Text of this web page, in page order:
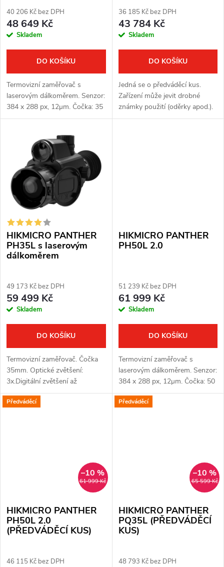
d
u
t
ů
o
d
u
k
t
ů
40 206 Kč bez DPH
48 649 Kč
Skladem
DO KOŠÍKU
Termovizní zaměřovač s
laserovým dálkoměrem. Senzor:
384 x 288 px, 12μm. Čočka: 35
mm. Citlivost termovizního
vzdálenost: 1800 m. Optické
zvětšení: 3x....
36 185 Kč bez DPH
43 784 Kč
Skladem
DO KOŠÍKU
Jedná se o předváděcí kus.
Zařízení může jevit drobné
známky použití (oděrky apod.).
Zařízení je plně funkční.
HIKMICRO PANTHER
PH35L s laserovým
dálkoměrem
49 173 Kč bez DPH
59 499 Kč
Skladem
DO KOŠÍKU
Termovizní zaměřovač. Čočka
35mm. Optické zvětšení:
3x.Digitální zvětšení až
8x.Celkové zvětšení: 24x.
Detekce až 1800 m. Displej
HIKMICRO PANTHER
PH50L 2.0
51 239 Kč bez DPH
61 999 Kč
Skladem
DO KOŠÍKU
Termovizní zaměřovač s
laserovým dálkoměrem. Senzor:
384 x 288 px, 12μm. Čočka: 50
mm. Citlivost termovizního
senzoru ≤ 20 mK. Detekční
Předváděcí
61 999 Kč
–10 %
HIKMICRO PANTHER
PH50L 2.0
(PŘEDVÁDĚCÍ KUS)
46 115 Kč bez DPH
Předváděcí
65 599 Kč
–10 %
HIKMICRO PANTHER
PQ35L (PŘEDVÁDĚCÍ
KUS)
48 793 Kč bez DPH